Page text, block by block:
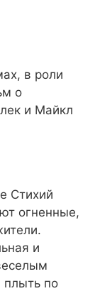
в роли
о
и Майкл
Стихий
огненные,
и
по